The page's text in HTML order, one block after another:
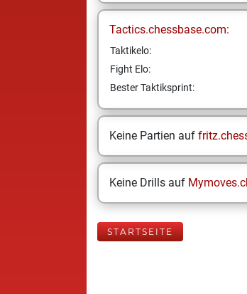
Tactics.chessbase.com:
Taktikelo:
Fight Elo:
Bester Taktiksprint:
Keine Partien auf
Keine Drills auf
STARTSEITE